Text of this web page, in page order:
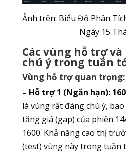
Ảnh trên: Biểu Đồ Phân
Ngày 15
Các vùng hỗ trợ
chú ý trong tuần
Vùng hỗ trợ quan trọng:
– Hỗ trợ 1 (Ngắn hạn):
là vùng rất đáng chú ý,
tăng giá (gap) của phiên
1600. Khả năng cao thị
(test) vùng này trong tuần